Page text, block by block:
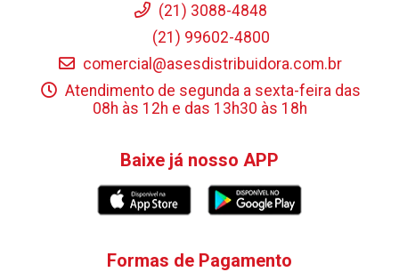
(21) 3088-4848
(21) 99602-4800
comercial@asesdistribuidora.com.br
Atendimento de segunda a sexta-feira das
08h às 12h e das 13h30 às 18h
Baixe já nosso APP
Formas de Pagamento